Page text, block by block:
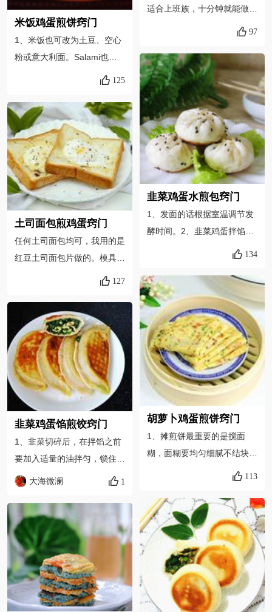
米饭鸡蛋煎饼窍门
1、米饭也可改为土豆、空心
粉或意大利面。Salami也可
改用烟熏三文鱼、火腿肉或炒
类。 2、做这个煎饼
最好使用不粘锅比较容易操
作。加入蛋液前要将炉火调
小，不然很容易糊
锅。 3、用叉子或锅
铲叉几下米饭让蛋液流入米饭
中，吃起来更香。
125
土司面包煎鸡蛋窍门
任何土司面包均可，我用的是
红豆土司面包片做的。模具用
任意形状的都行，杯子口，不
压的时候上面用菜刀放平借力
敲一下得到的挖空部分和分离
出来的面包片边缘还是原来的
厚度，不至于压扁。煎的时候
一定要用小火，不然面包片焦
了鸡蛋还是生的，翻面的时候
小心以免把蛋黄压碎流出来影
响美观。鸡蛋上可以撒盐和胡
椒粉调味。最后撒罗勒碎可以
提香，没有用香葱干或新鲜葱
花都行，或者直接什么都不放
吃，自己发挥吧！
127
韭菜鸡蛋馅煎饺窍门
1、韭菜切碎后，在拌馅之前
要加入适量的油拌匀，锁住韭
菜的水分，避免加盐后出水。
滑嫩。 3、煎饺使用面粉随
意，高、中筋粉或者全麦粉都
可以。 4、电饼铛品牌不同，
煎制的温度和时间都有差异，
请根据自己的机器设置。
大海微澜 1
适合上班族，十分钟就能做
好，配上一杯热牛奶或者麦片
了，煎馒头时鸡蛋液要多一
点，才能使每块馒头片都均匀
的沾上蛋液。火要中小火就
行，鸡蛋很容易熟，火大了容
易糊。
97
韭菜鸡蛋水煎包窍门
1、发面的话根据室温调节发
酵时间。2、韭菜鸡蛋拌馅一
定要先把鸡蛋晾凉了然后拌匀
定要及时用掉，否则会变味。
要是多的话可以随拌随包。
4、水煎水要适量，听见变声
改小火稍微焖一下即可。5、
虾皮很咸，所有放盐要酌情稍
微少放一些。6、喜欢吃味道
好的可以调一下汁吃更好吃。
134
胡萝卜鸡蛋煎饼窍门
1、摊煎饼最重要的是搅面
糊，面糊要均匀细腻不结块可
流动，摊出来的煎饼就会光滑
调成可流动状，通过转动锅子
就可以轻松流动，这样摊出来
的煎饼就会又薄又软。 3、稀
稠根据自己的情况，喜欢吃薄
的可以稀一点，喜欢吃厚的可
以稠一点，食谱中的水量供参
考，可自行调整。 4、必须要
113